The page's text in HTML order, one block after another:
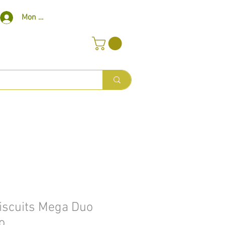
Mon compte
Mega Duo